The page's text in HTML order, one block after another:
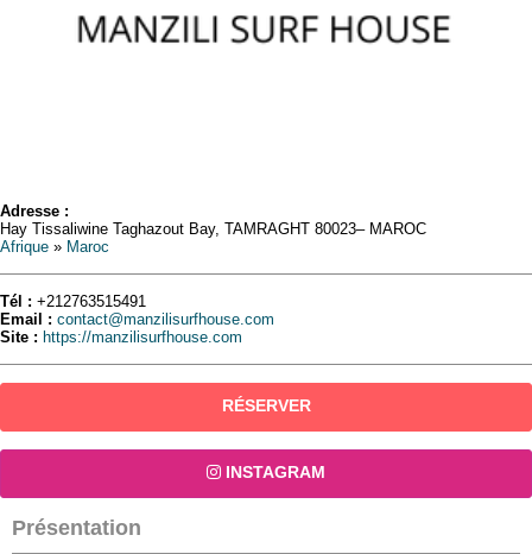
Adresse :
Hay Tissaliwine Taghazout Bay, TAMRAGHT 80023– MAROC
Afrique » Maroc
Tél : +212763515491
Email : contact@manzilisurfhouse.com
Site : https://manzilisurfhouse.com
RÉSERVER
INSTAGRAM
Présentation